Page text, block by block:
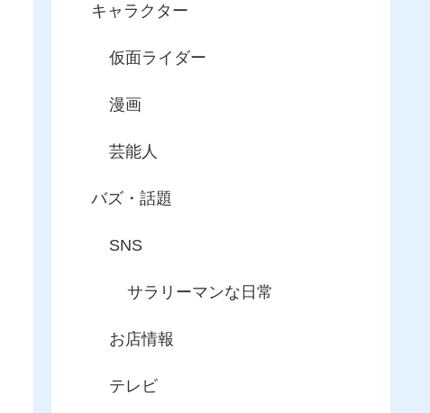
キャラクター
仮面ライダー
漫画
芸能人
バズ・話題
SNS
サラリーマンな日常
お店情報
テレビ